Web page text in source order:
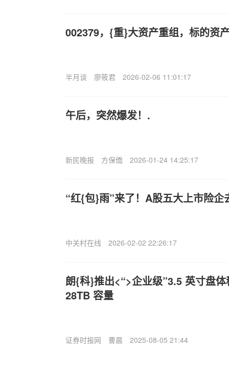
002379，{重}大资产重组，标的资
半月谈 廖筱君 2026-02-06 11:01:17
午后，突然爆发！.
新民晚报 方保僑 2026-01-24 14:25:17
“红{包}雨”来了！A股五大上市险企
中关村在线 2026-02-02 22:26:17
朗{科}推出<“>企业级”3.5 英寸盘
28TB 容量
证券时报网 曹晨 2025-08-05 21:44